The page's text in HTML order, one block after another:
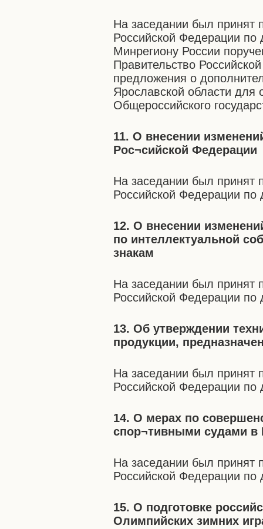
На заседании был принят
Российской Федерации по
Минрегиону России
Правительство
предложения о
Ярославской области для
Общероссийского
11. О внесении
Рос¬сийской Федерации
На заседании был принят
Российской Федерации по
12. О внесении
по интеллектуальной
знакам
На заседании был принят
Российской Федерации по
13. Об утверждении
продукции,
На заседании был принят
Российской Федерации по
14. О мерах по
спор¬тивными судами в
На заседании был принят
Российской Федерации по
15. О подготовке
Олимпийских зимних